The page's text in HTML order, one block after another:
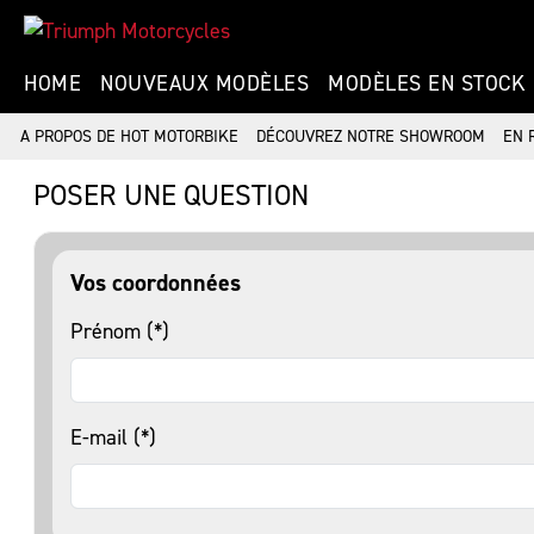
HOME NOUVEAUX MODÈLES MODÈLES EN STOCK
A PROPOS DE HOT MOTORBIKE DÉCOUVREZ NOTRE SHOWROOM EN
POSER UNE QUESTION
Vos coordonnées
Prénom (*)
E-mail (*)